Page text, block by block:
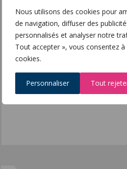
Nous utilisons des cookies pour
de navigation, diffuser des
personnalisés et analyser notre
Tout accepter », vous consentez
cookies.
Personnaliser Tout
73000 CHAMBERY
https://www.drive-innov.com/
Interlocuteur
Pauline Fréry
pauline@drive-innov.com